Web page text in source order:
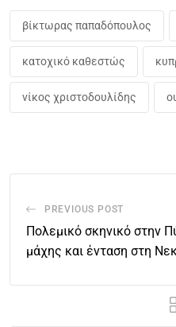
βίκτωρας παπαδόπουλος
κατοχικό καθεστώς
νίκος χριστοδουλίδης
PREVIOUS POST
Πολεμικό σκηνικό στην
μάχης και ένταση στη